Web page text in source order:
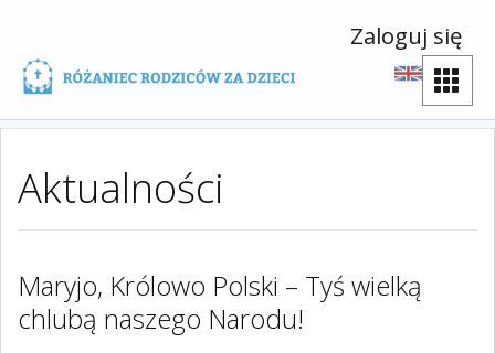
Zaloguj się
Aktualności
Maryjo, Królowo Polski – Tyś wielką
chlubą naszego Narodu!